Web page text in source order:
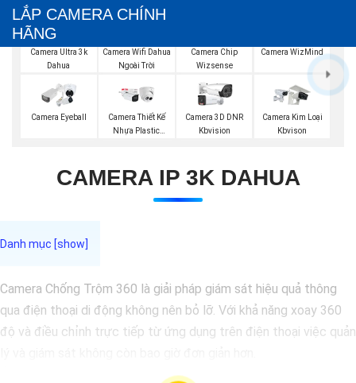
LẮP CAMERA CHÍNH
HÃNG
Camera Ultra 3k
Dahua
Camera Wifi Dahua
Ngoài Trời
Camera Chip
Wizsense
Camera WizMind
Camera Eyeball
Camera Thiết Kế
Nhựa Plastic
Camera 3D DNR
Kbvision
Camera Kim Loại
Kbvison
CAMERA IP 3K DAHUA
Camera Chống Trộm 360 là giải pháp giám sát hiệu quả thông
qua điện thoại di động không nên bỏ lỡ. Với khả năng xoay 360
độ và điều chỉnh trực tiếp từ ứng dụng trên điện thoại việc quản
Ứng dụng camera wifi 360 chống trộm không chỉ dành cho gia